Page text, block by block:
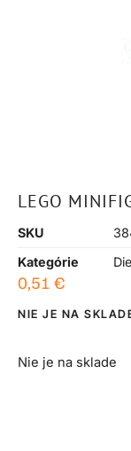
LEGO
SKU
Kategórie
0,51 €
NIE JE NA
Nie je na sklade